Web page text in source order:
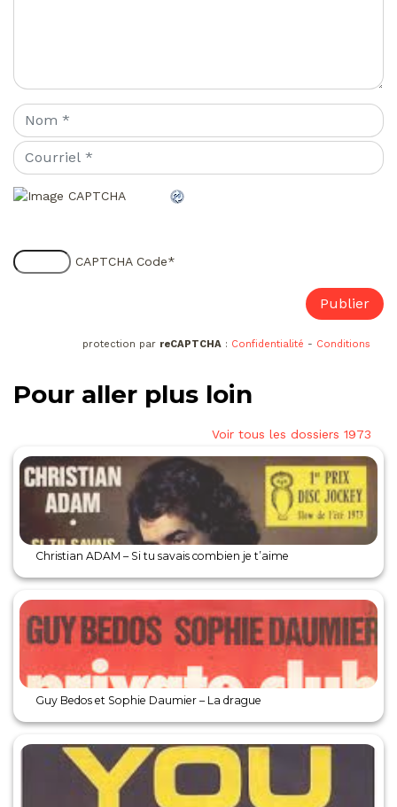
CAPTCHA Code*
protection par reCAPTCHA : Confidentialité - Conditions
Pour aller plus loin
Voir tous les dossiers 1973
Christian ADAM – Si tu savais combien je t’aime
Guy Bedos et Sophie Daumier – La drague